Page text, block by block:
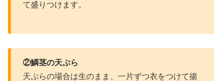
て盛りつけます。
②鱗茎の天ぷら
天ぷらの場合は生のまま、一片ずつ衣をつけて揚